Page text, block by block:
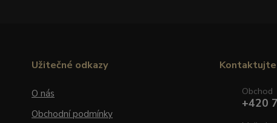
Užitečné odkazy
O nás
Obchodní podmínky
Kontaktujte
Obchod
+420